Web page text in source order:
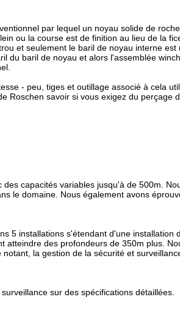
par lequel un noyau solide de
ou la course est de finition au lieu de la
et seulement le baril de noyau interne
du baril de noyau et alors l'assemblée
- peu, tiges et outillage associé à cela
savoir si vous exigez du perçage
capacités variables jusqu'à de 500m.
le domaine. Nous également avons
5 installations s'étendant d'une
des profondeurs de 350m plus.
la gestion de la sécurité et
sur des spécifications détaillées.